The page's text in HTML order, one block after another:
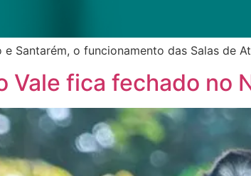
e Santarém, o funcionamento das Salas de
Vale fica fechado no